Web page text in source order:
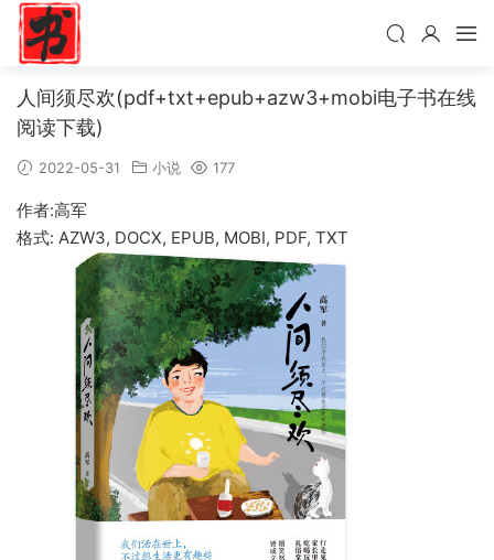
人间须尽欢(pdf+txt+epub+azw3+mobi电子书在线
阅读下载)
2022-05-31 小说 177
作者:高军
格式: AZW3, DOCX, EPUB, MOBI, PDF, TXT